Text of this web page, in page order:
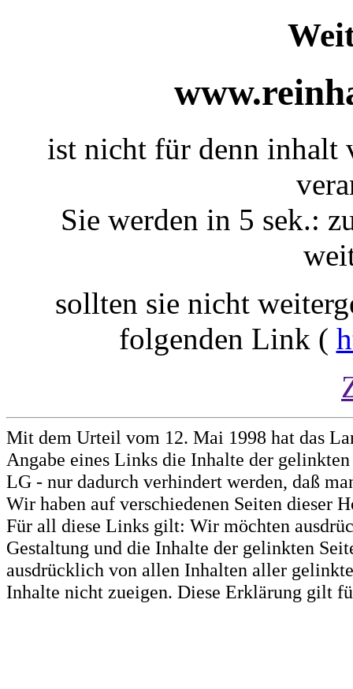
ist nicht für denn
Sie werden in 5 sek.:
sollten sie nicht
folgenden Link (
Mit dem Urteil vom 12. Mai 1998 hat das
Angabe eines Links die Inhalte der
LG - nur dadurch verhindert werden, daß
Wir haben auf verschiedenen Seiten dieser
Für all diese Links gilt: Wir möchten
Gestaltung und die Inhalte der gelinkten
ausdrücklich von allen Inhalten aller
Inhalte nicht zueigen. Diese Erklärung gilt